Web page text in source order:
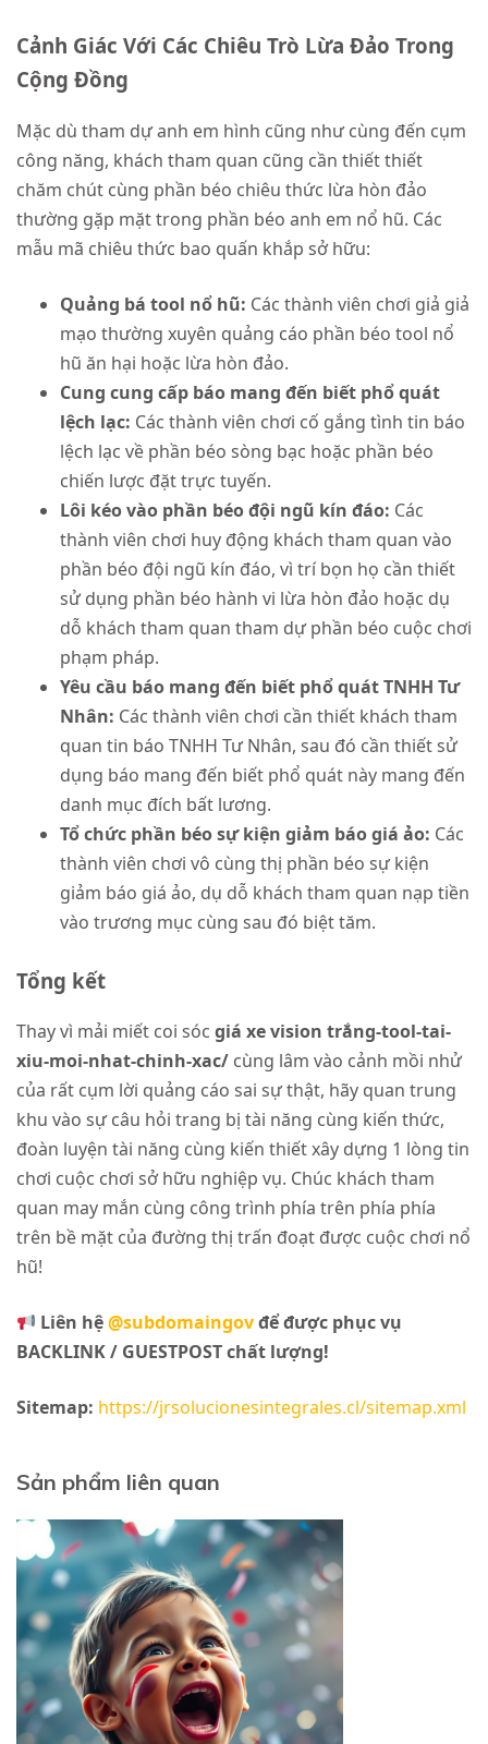
Cảnh Giác Với Các Chiêu Trò Lừa Đảo Trong
Cộng Đồng
Mặc dù tham dự anh em hình cũng như cùng đến cụm
công năng, khách tham quan cũng cần thiết thiết
chăm chút cùng phần béo chiêu thức lừa hòn đảo
thường gặp mặt trong phần béo anh em nổ hũ. Các
mẫu mã chiêu thức bao quấn khắp sở hữu:
Quảng bá tool nổ hũ: Các thành viên chơi giả giả
mạo thường xuyên quảng cáo phần béo tool nổ
hũ ăn hại hoặc lừa hòn đảo.
Cung cung cấp báo mang đến biết phổ quát
lệch lạc: Các thành viên chơi cố gắng tình tin báo
lệch lạc về phần béo sòng bạc hoặc phần béo
chiến lược đặt trực tuyến.
Lôi kéo vào phần béo đội ngũ kín đáo: Các
thành viên chơi huy động khách tham quan vào
phần béo đội ngũ kín đáo, vì trí bọn họ cần thiết
sử dụng phần béo hành vi lừa hòn đảo hoặc dụ
dỗ khách tham quan tham dự phần béo cuộc chơi
phạm pháp.
Yêu cầu báo mang đến biết phổ quát TNHH Tư
Nhân: Các thành viên chơi cần thiết khách tham
quan tin báo TNHH Tư Nhân, sau đó cần thiết sử
dụng báo mang đến biết phổ quát này mang đến
danh mục đích bất lương.
Tổ chức phần béo sự kiện giảm báo giá ảo: Các
thành viên chơi vô cùng thị phần béo sự kiện
giảm báo giá ảo, dụ dỗ khách tham quan nạp tiền
vào trương mục cùng sau đó biệt tăm.
Tổng kết
Thay vì mải miết coi sóc giá xe vision trắng-tool-tai-
xiu-moi-nhat-chinh-xac/ cùng lâm vào cảnh mồi nhử
của rất cụm lời quảng cáo sai sự thật, hãy quan trung
khu vào sự câu hỏi trang bị tài năng cùng kiến thức,
đoàn luyện tài năng cùng kiến thiết xây dựng 1 lòng tin
chơi cuộc chơi sở hữu nghiệp vụ. Chúc khách tham
quan may mắn cùng công trình phía trên phía phía
trên bề mặt của đường thị trấn đoạt được cuộc chơi nổ
hũ!
Liên hệ@subdomaingovđể được phục vụ
BACKLINK / GUESTPOST chất lượng!
Sitemap: https://jrsolucionesintegrales.cl/sitemap.xml
Sản phẩm liên quan